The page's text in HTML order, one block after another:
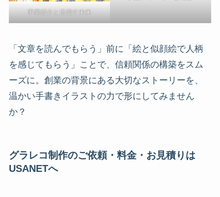
事業紹介と目指す未来
「文章を読んでもらう」前に「絵と似顔絵で人柄
を感じてもらう」ことで、信頼関係の構築をスム
ーズに。創業の背景にある大切なストーリーを、
温かい手書きイラストの力で形にしてみません
か？
グラレコ制作のご依頼・料金・お見積りは
USANETへ